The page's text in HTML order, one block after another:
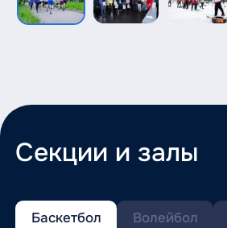
Секции и залы
Баскетбол Волейбол